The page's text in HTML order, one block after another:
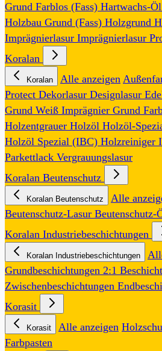
Grund Farblos (Fass) Hartwachs-Öl
Holzbau Grund (Fass) Holzgrund
Imprägnierlasur Imprägnierlasur
Koralan
Koralan Alle anzeigen
Protect Dekorlasur Designlasur
Grund Weiß Imprägnier Grund
Holzentgrauer Holzöl Holzöl-
Holzöl Spezial (IBC) Holzreiniger
Parkettlack Vergrauungslasur
Koralan Beutenschutz
Koralan Beutenschutz Alle
Beutenschutz-Lasur Beutenschutz-
Koralan Industriebeschichtungen
Koralan Industriebeschichtungen
Grundbeschichtungen 2:1
Zwischenbeschichtungen
Korasit
Korasit Alle anzeigen
Farbpasten